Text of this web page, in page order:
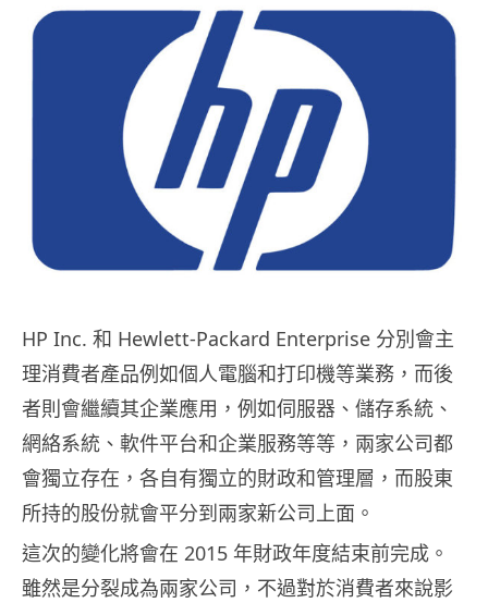
HP Inc. 和 Hewlett-Packard Enterprise 分別會主
理消費者產品例如個人電腦和打印機等業務，而後
者則會繼續其企業應用，例如伺服器、儲存系統、
網絡系統、軟件平台和企業服務等等，兩家公司都
會獨立存在，各自有獨立的財政和管理層，而股東
所持的股份就會平分到兩家新公司上面。
這次的變化將會在 2015 年財政年度結束前完成。
雖然是分裂成為兩家公司，不過對於消費者來說影